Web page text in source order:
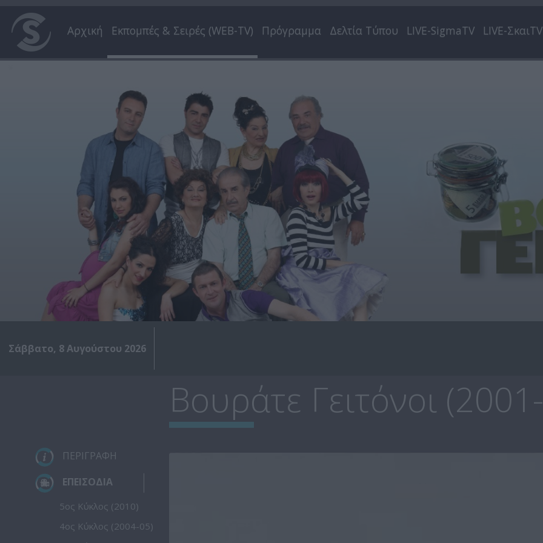
Αρχική Εκπομπές & Σειρές (WEB-TV) Πρόγραμμα Δελτία Τύπου LIVE-SigmaTV LIVE-ΣκαιTV
Σάββατο, 8 Αυγούστου 2026
Βουράτε Γειτόνοι
ΠΕΡΙΓΡΑΦΗ
ΕΠΕΙΣΟΔΙΑ
5ος Κύκλος (2010)
4ος Κύκλος (2004-05)